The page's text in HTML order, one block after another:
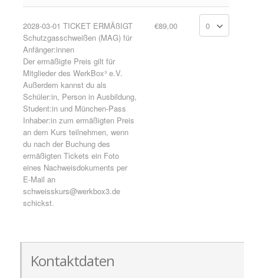
2028-03-01 TICKET ERMÄßIGT
Schutzgasschweißen (MAG) für
Anfänger:innen
Der ermäßigte Preis gilt für
Mitglieder des WerkBox³ e.V.
Außerdem kannst du als
Schüler:in, Person in Ausbildung,
Student:in und München-Pass
Inhaber:in zum ermäßigten Preis
an dem Kurs teilnehmen, wenn
du nach der Buchung des
ermäßigten Tickets ein Foto
eines Nachweisdokuments per
E-Mail an
schweisskurs@werkbox3.de
schickst.
€89,00
Kontaktdaten